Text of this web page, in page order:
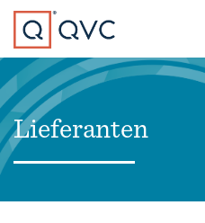
Lieferanten